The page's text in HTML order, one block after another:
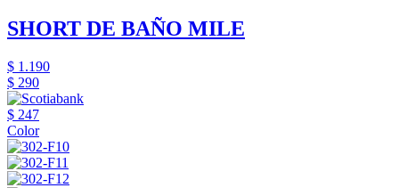
SHORT DE BAÑO MILE
$ 1.190
$ 290
$ 247
Color